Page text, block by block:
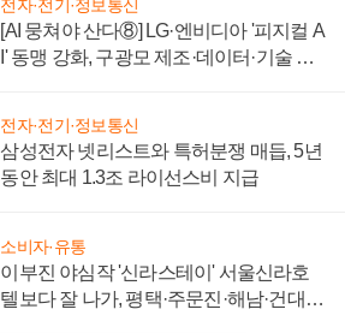
전자·전기·정보통신
[AI 뭉쳐야 산다⑧] LG·엔비디아 '피지컬 A
I' 동맹 강화, 구광모 제조·데이터·기술 결
전자·전기·정보통신
삼성전자 넷리스트와 특허분쟁 매듭, 5년
동안 최대 1.3조 라이선스비 지급
소비자·유통
이부진 야심작 '신라스테이' 서울신라호
텔보다 잘 나가, 평택·주문진·해남·건대로